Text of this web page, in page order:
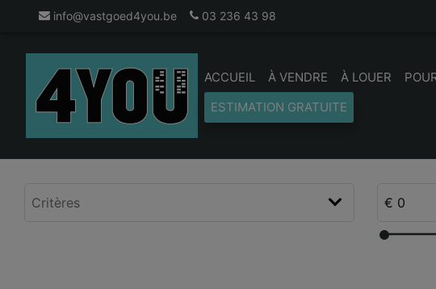
info@vastgoed4you.be 03 236 43 98
ACCUEIL À VENDRE À LOUER
ESTIMATION GRATUITE